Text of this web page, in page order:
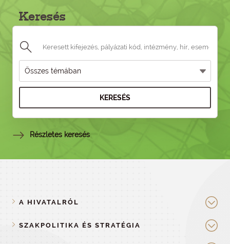
Keresés
KERESÉS
Részletes keresés
A HIVATALRÓL
SZAKPOLITIKA ÉS STRATÉGIA